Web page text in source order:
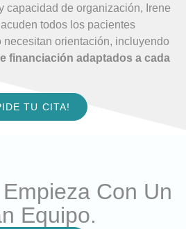
capacidad de organización, Irene
todos los pacientes
orientación, incluyendo
financiación adaptados a cada
TU CITA!
Con Un
Equipo.